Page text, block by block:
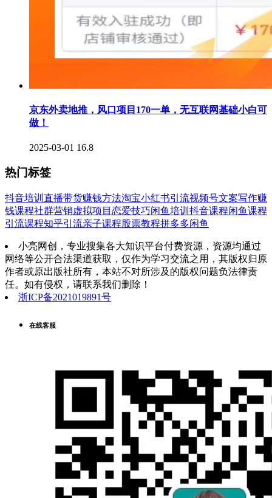
京东外卖地推，风口项目170一单，无互联网基础小白可
做！
2025-03-01 16.8
热门标签
抖音培训 直播带货赚钱方法淘宝小红书引流视频号文案写作赚
钱课程社群营销虚拟项目 恋爱技巧闲鱼培训 抖音课程闲鱼课程
引流课程知乎引流亲子课程股票教程拼多多闲鱼
小亮网创，专业搜集各大知识平台付费资源，资源均通过
网络等公开合法渠道获取，仅作为学习交流之用，其版权归原
作者或原出版社所有，本站不对所涉及的版权问题负法律责
任。如有侵权，请联系我们删除！
浙ICP备2021019891号
在线客服